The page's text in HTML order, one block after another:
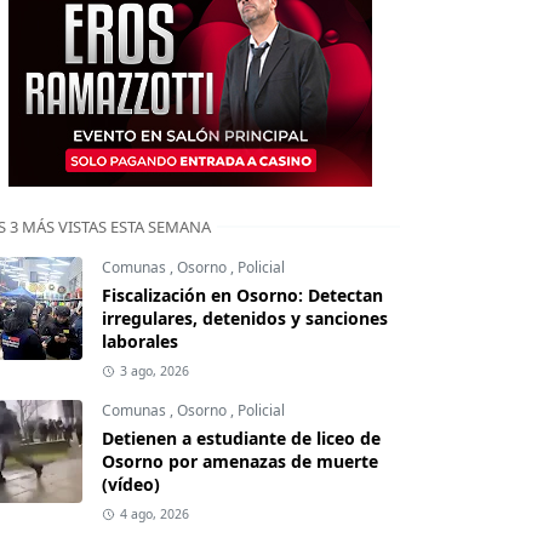
3 MÁS VISTAS ESTA SEMANA
Comunas ,Osorno , Policial
Fiscalización en Osorno: Detectan
irregulares, detenidos y sanciones
laborales
3 ago, 2026
Comunas ,Osorno , Policial
Detienen a estudiante de liceo de
Osorno por amenazas de muerte
(vídeo)
4 ago, 2026